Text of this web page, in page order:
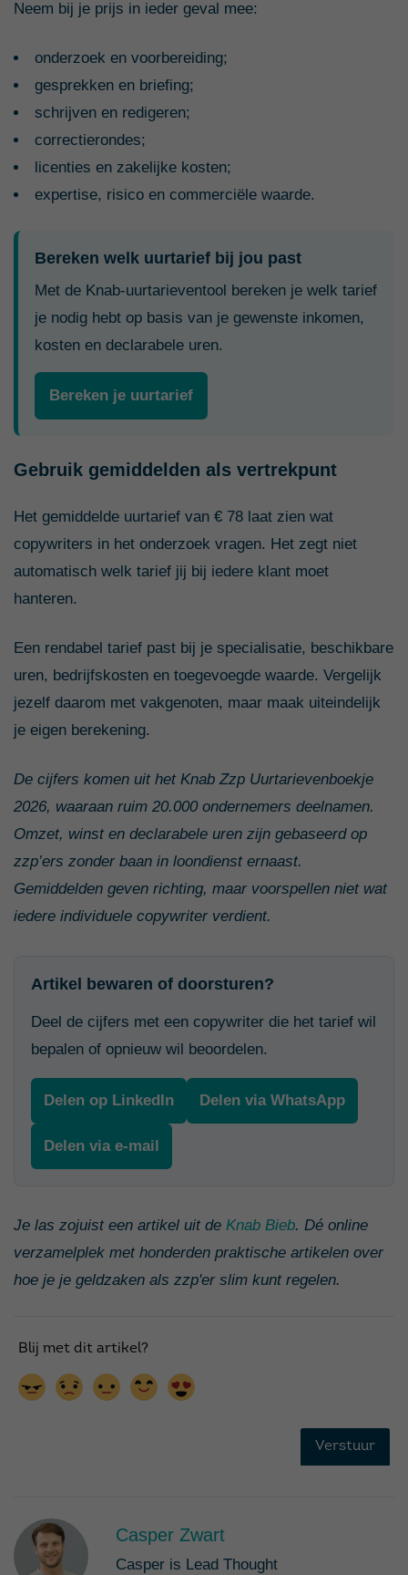
Neem bij je prijs in ieder geval mee:
onderzoek en voorbereiding;
gesprekken en briefing;
schrijven en redigeren;
correctierondes;
licenties en zakelijke kosten;
expertise, risico en commerciële waarde.
Bereken welk uurtarief bij jou past
Met de Knab-uurtarieventool bereken je welk tarief
je nodig hebt op basis van je gewenste inkomen,
kosten en declarabele uren.
Bereken je uurtarief
Gebruik gemiddelden als vertrekpunt
Het gemiddelde uurtarief van € 78 laat zien wat
copywriters in het onderzoek vragen. Het zegt niet
automatisch welk tarief jij bij iedere klant moet
hanteren.
Een rendabel tarief past bij je specialisatie, beschikbare
uren, bedrijfskosten en toegevoegde waarde. Vergelijk
jezelf daarom met vakgenoten, maar maak uiteindelijk
je eigen berekening.
De cijfers komen uit het Knab Zzp Uurtarievenboekje
2026, waaraan ruim 20.000 ondernemers deelnamen.
Omzet, winst en declarabele uren zijn gebaseerd op
zzp’ers zonder baan in loondienst ernaast.
Gemiddelden geven richting, maar voorspellen niet wat
iedere individuele copywriter verdient.
Artikel bewaren of doorsturen?
Deel de cijfers met een copywriter die het tarief wil
bepalen of opnieuw wil beoordelen.
Delen op LinkedIn Delen via WhatsApp
Delen via e-mail
Je las zojuist een artikel uit de Knab Bieb. Dé online
verzamelplek met honderden praktische artikelen over
hoe je je geldzaken als zzp'er slim kunt regelen.
Casper Zwart
Casper is Lead Thought